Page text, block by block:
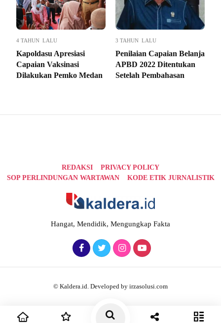
4 TAHUN LALU
Kapoldasu Apresiasi
Capaian Vaksinasi
Dilakukan Pemko Medan
3 TAHUN LALU
Penilaian Capaian Belanja
APBD 2022 Ditentukan
Setelah Pembahasan
REDAKSI
PRIVACY POLICY
SOP PERLINDUNGAN WARTAWAN
KODE ETIK JURNALISTIK
Hangat, Mendidik, Mengungkap Fakta
© Kaldera.id. Developed by irzasolusi.com